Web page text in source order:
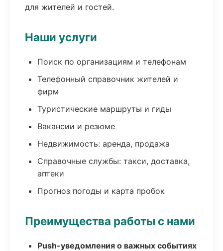
для жителей и гостей.
Наши услуги
Поиск по организациям и телефонам
Телефонный справочник жителей и
фирм
Туристические маршруты и гиды
Вакансии и резюме
Недвижимость: аренда, продажа
Справочные службы: такси, доставка,
аптеки
Прогноз погоды и карта пробок
Преимущества работы с нами
Push-уведомления о важных событиях